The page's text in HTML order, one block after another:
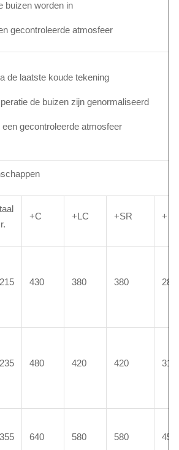
buizen worden in
gecontroleerde atmosfeer
de laatste koude tekening
de buizen zijn genormaliseerd
een gecontroleerde atmosfeer
+C +LC +SR + A
430 380 380 280
480 420 420 315
640 580 580 450